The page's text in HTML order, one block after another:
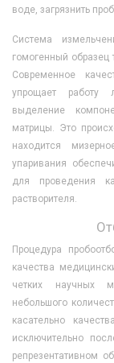
воде, загрязнить
Система
гомогенный образец
Современное
упрощает работу
выделение
матрицы. Это
находится
упаривания
для проведения
растворителя.
Процедура
качества
четких научных
небольшого
касательно
исключительно
репрезентативном